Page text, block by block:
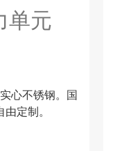
单元
心不锈钢。国
定制。